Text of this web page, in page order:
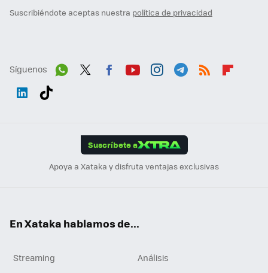
Suscribiéndote aceptas nuestra política de privacidad
Síguenos
Suscríbete a
Apoya a Xataka y disfruta ventajas exclusivas
En Xataka hablamos de...
Streaming
Análisis